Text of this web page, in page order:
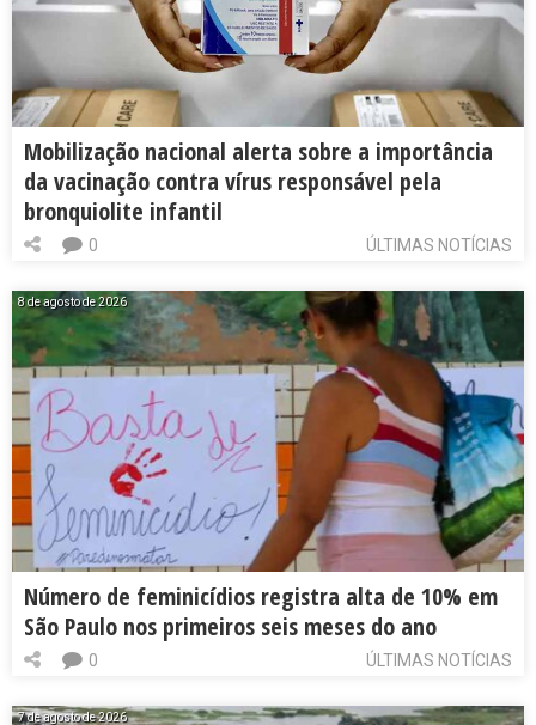
Mobilização nacional alerta sobre a importância
da vacinação contra vírus responsável pela
bronquiolite infantil
ÚLTIMAS NOTÍCIAS
0
8 de agosto de 2026
Número de feminicídios registra alta de 10% em
São Paulo nos primeiros seis meses do ano
ÚLTIMAS NOTÍCIAS
0
7 de agosto de 2026